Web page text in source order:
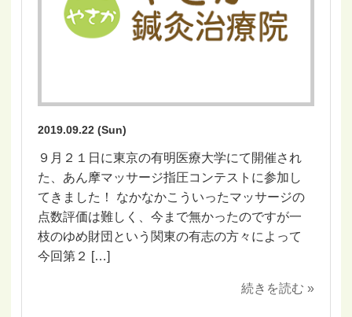
2019.09.22 (Sun)
９月２１日に東京の有明医療大学にて開催され
た、あん摩マッサージ指圧コンテストに参加し
てきました！ なかなかこういったマッサージの
点数評価は難しく、今まで無かったのですが一
枝のゆめ財団という関東の有志の方々によって
今回第２ […]
続きを読む »